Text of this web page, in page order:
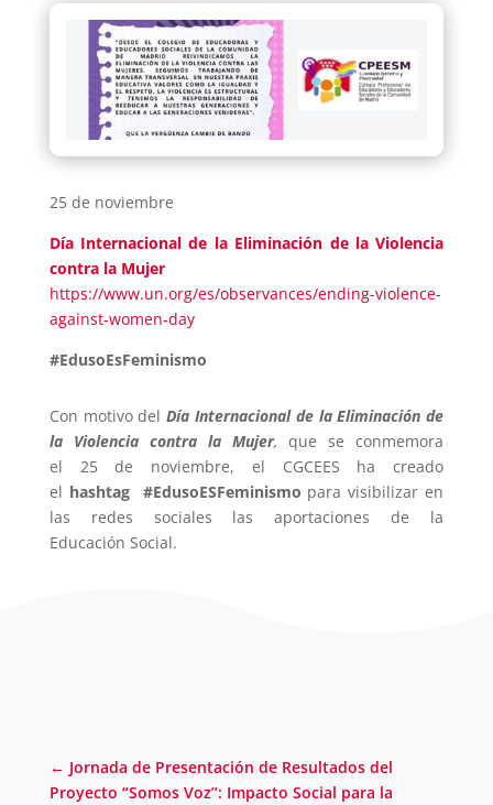
25 de noviembre
Día Internacional de la Eliminación de la Violencia
contra la Mujer
https://www.un.org/es/observances/ending-violence-
against-women-day
#EdusoEsFeminismo
Con motivo del Día Internacional de la Eliminación de
la Violencia contra la Mujer, que se conmemora
el 25 de noviembre, el CGCEES ha creado
el hashtag #EdusoESFeminismo para visibilizar en
las redes sociales las aportaciones de la
Educación Social.
← Jornada de Presentación de Resultados del
Proyecto “Somos Voz”: Impacto Social para la